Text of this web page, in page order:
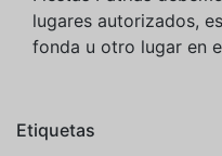
lugares autorizados,
fonda u otro lugar en
Etiquetas